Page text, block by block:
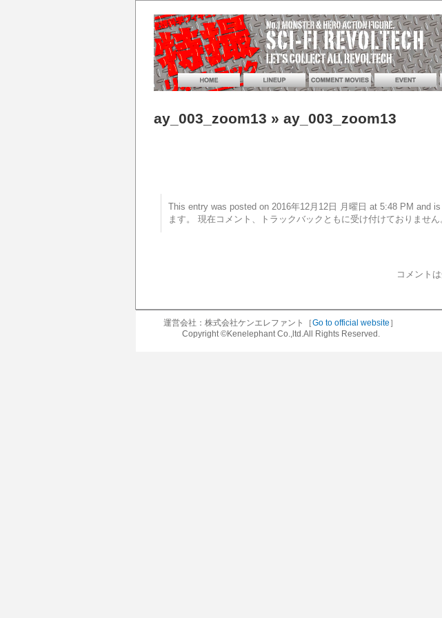
ay_003_zoom13 » ay_003_zoom13
This entry was posted on 2016年12月12日 月曜日 at 5:48 PM and
ます。 現在コメント、トラックバックともに受け付けておりません
コメント
運営会社：株式会社ケンエレファント［Go to official website ］
Copyright ©Kenelephant Co.,ltd.All Rights Reserved.